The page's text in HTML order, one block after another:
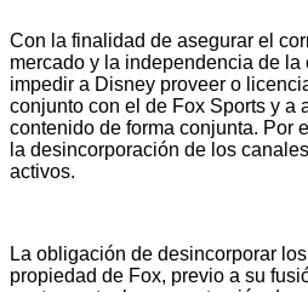
Con la finalidad de asegurar el
mercado y la independencia de la
impedir a Disney proveer o
conjunto con el de Fox Sports y a
contenido de forma conjunta. Por
la desincorporación de los
activos.
La obligación de desincorporar
propiedad de Fox, previo a su